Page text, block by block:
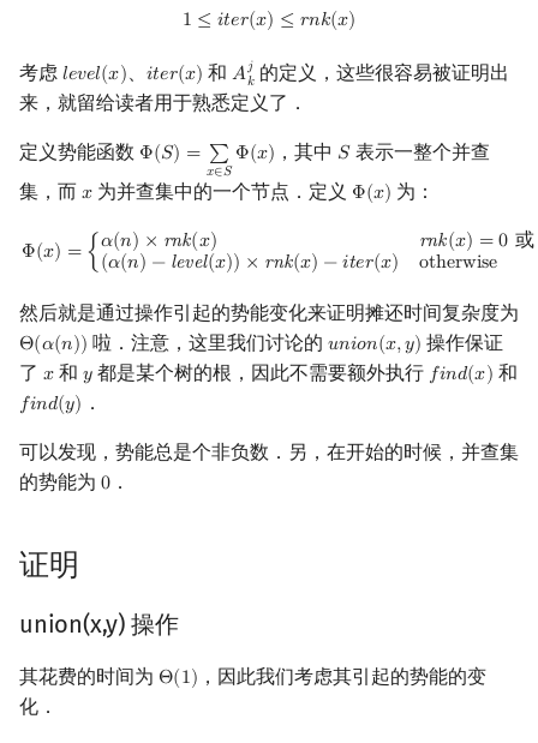
连分数
二次域
Pell 方程
支配树
图上随机游走
1 ≤ 𝑖𝑡𝑒𝑟(𝑥) ≤ 𝑟𝑛𝑘(𝑥)
1 ≤iter(x) ≤rnk(x)
考虑 𝑙𝑒𝑣𝑒𝑙(𝑥)
level(x)、 𝑖𝑡𝑒𝑟(𝑥)
iter(x) 和𝐴𝑗
𝑘
Akj 的定义，这些很容易被证明出
来，就留给读者用于熟悉定义了．
定义势能函数 Φ(𝑆) = ∑
𝑥∈𝑆
Φ(𝑥)
Φ(S)= ∑x ∈S Φ(x) ，其中 𝑆
S表示一整个并查
集，而 𝑥
x 为并查集中的一个节点．定义 Φ(𝑥)
Φ(x) 为：
Φ(𝑥) = { 𝛼(𝑛) × rnk(𝑥) rnk(𝑥) = 0 或
(𝛼(𝑛) − level(𝑥)) × rnk(𝑥) −𝑖𝑡𝑒𝑟(𝑥) otherwise
Φ (x )= n )×rnk (x rnk(x)= 为某棵树的根节点(α(n)− level(x
然后就是通过操作引起的势能变化来证明摊还时间复杂度为
Θ(𝛼(𝑛))
Θ(α(n)) 啦．注意，这里我们讨论的𝑢𝑛𝑖𝑜𝑛(𝑥,𝑦)
union(x,y)
操作保证
了 𝑥
x 和𝑦
y都是某个树的根，因此不需要额外执行 𝑓𝑖𝑛𝑑(𝑥)
fnd(x) 和
𝑓𝑖𝑛𝑑(𝑦)
fnd(y) ．
可以发现，势能总是个非负数．另，在开始的时候，并查集
的势能为 0
0 ．
证明
union(x,y) 操作
其花费的时间为 Θ(1)
Θ(1)
，因此我们考虑其引起的势能的变
化．